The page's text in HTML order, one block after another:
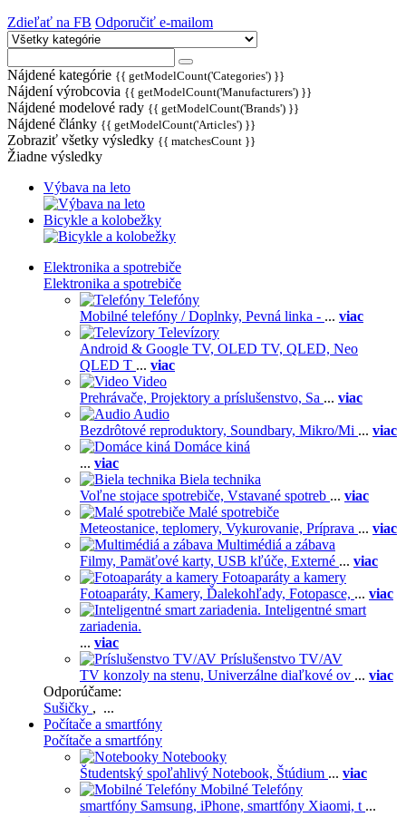
Zdieľať na FB Odporučiť e-mailom
Nájdené kategórie {{ getModelCount('Categories') }}
Nájdení výrobcovia {{ getModelCount('Manufacturers') }}
Nájdené modelové rady {{ getModelCount('Brands') }}
Nájdené články {{ getModelCount('Articles') }}
Zobraziť všetky výsledky {{ matchesCount }}
Žiadne výsledky
Výbava na leto
Bicykle a kolobežky
Elektronika a spotrebiče
Elektronika a spotrebiče
Telefóny
Mobilné telefóny / Doplnky, Pevná linka - ... viac
Televízory
Android & Google TV, OLED TV, QLED, Neo
QLED T ... viac
Video
Prehrávače, Projektory a príslušenstvo, Sa ... viac
Audio
Bezdrôtové reproduktory, Soundbary, Mikro/Mi ... viac
Domáce kiná
... viac
Biela technika
Voľne stojace spotrebiče, Vstavané spotreb ... viac
Malé spotrebiče
Meteostanice, teplomery, Vykurovanie, Príprava ... viac
Multimédiá a zábava
Filmy, Pamäťové karty, USB kľúče, Externé ... viac
Fotoaparáty a kamery
Fotoaparáty, Kamery, Ďalekohľady, Fotopasce, ... viac
Inteligentné smart
zariadenia.
... viac
Príslušenstvo TV/AV
TV konzoly na stenu, Univerzálne diaľkové ov ... viac
Odporúčame:
Sušičky , ...
Počítače a smartfóny
Počítače a smartfóny
Notebooky
Študentský spoľahlivý Notebook, Štúdium ... viac
Mobilné Telefóny
smartfóny Samsung, iPhone, smartfóny Xiaomi, t ...